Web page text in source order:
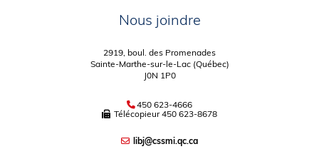
Nous joindre
2919, boul. des Promenades
Sainte-Marthe-sur-le-Lac (Québec)
J0N 1P0
450 623-4666
Télécopieur450 623-8678
libj@cssmi.qc.ca